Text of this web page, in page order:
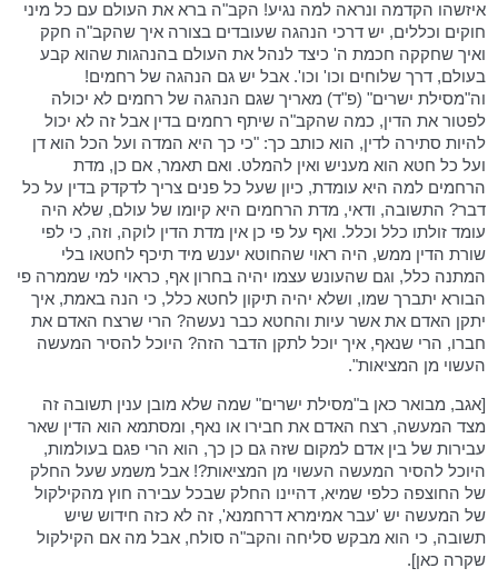
איזשהו הקדמה ונראה למה נגיע! הקב"ה ברא את העולם עם כל מיני
חוקים וכללים, יש דרכי הנהגה שעובדים בצורה איך שהקב"ה חקק
ואיך שחקקה חכמת ה' כיצד לנהל את העולם בהנהגות שהוא קבע
בעולם, דרך שלוחים וכו' וכו'. אבל יש גם הנהגה של רחמים!
וה"מסילת ישרים" (פ"ד) מאריך שגם הנהגה של רחמים לא יכולה
לפטור את הדין, כמה שהקב"ה שיתף רחמים בדין אבל זה לא יכול
להיות סתירה לדין, הוא כותב כך: "כי כך היא המדה ועל הכל הוא דן
ועל כל חטא הוא מעניש ואין להמלט. ואם תאמר, אם כן, מדת
הרחמים למה היא עומדת, כיון שעל כל פנים צריך לדקדק בדין על כל
דבר? התשובה, ודאי, מדת הרחמים היא קיומו של עולם, שלא היה
עומד זולתו כלל וכלל. ואף על פי כן אין מדת הדין לוקה, וזה, כי לפי
שורת הדין ממש, היה ראוי שהחוטא יענש מיד תיכף לחטאו בלי
המתנה כלל, וגם שהעונש עצמו יהיה בחרון אף, כראוי למי שממרה פי
הבורא יתברך שמו, ושלא יהיה תיקון לחטא כלל, כי הנה באמת, איך
יתקן האדם את אשר עיות והחטא כבר נעשה? הרי שרצח האדם את
חברו, הרי שנאף, איך יוכל לתקן הדבר הזה? היוכל להסיר המעשה
העשוי מן המציאות".
[אגב, מבואר כאן ב"מסילת ישרים" שמה שלא מובן ענין תשובה זה
מצד המעשה, רצח האדם את חבירו או נאף, ומסתמא הוא הדין שאר
עבירות של בין אדם למקום שזה גם כן כך, הוא הרי פגם בעולמות,
היוכל להסיר המעשה העשוי מן המציאות?! אבל משמע שעל החלק
של החוצפה כלפי שמיא, דהיינו החלק שבכל עבירה חוץ מהקילקול
של המעשה יש 'עבר אמימרא דרחמנא', זה לא כזה חידוש שיש
תשובה, כי הוא מבקש סליחה והקב"ה סולח, אבל מה אם הקילקול
שקרה כאן].